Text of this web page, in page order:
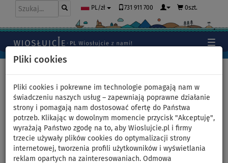
Pliki cookies
Pliki cookies i pokrewne im technologie pomagają nam w
świadczeniu naszych usług – zapewniają poprawne działanie
strony i pomagają nam dostosować ofertę do Państwa
potrzeb. Klikając w dowolnym momencie przycisk "Akceptuję",
wyrażają Państwo zgodę na to, aby Wioslujcie.pl i firmy
trzecie używały plików cookies do optymalizacji strony
internetowej, tworzenia profili użytkowników i wyświetlania
reklam opartych na zainteresowaniach. Odmowa
PL/zł 731 911 700 0szt.
Pompowane deski SUP -
WATTSUP